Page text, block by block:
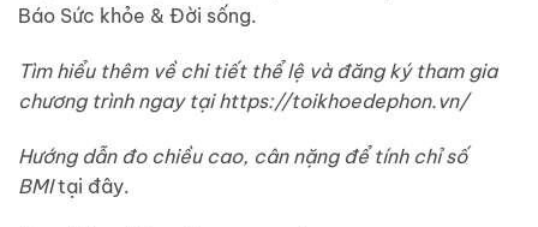
Báo Sức khỏe & Đời sống.
Tìm hiểu thêm về chi tiết thể lệ và đăng ký tham gia
chương trình ngay tạihttps://toikhoedephon.vn/
Hướng dẫn đo chiều cao, cân nặng để tính chỉ số
BMItại đây.